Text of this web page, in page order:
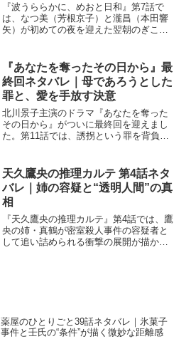
『波うららかに、めおと日和』第7話で
は、なつ美（芳根京子）と瀧昌（本田響
矢）が初めての夜を迎えた翌朝のぎこち
が、旧友の言葉をきっかけに、なつ美は
瀧昌の本心に疑問を抱くよ...
『あなたを奪ったその日から』最
終回ネタバレ｜母であろうとした
罪と、愛を手放す決意
北川景子主演のドラマ『あなたを奪った
その日から』がついに最終回を迎えまし
た。第11話では、誘拐という罪を背負っ
ます。奪ったものは愛か、罪か──。この
記事では、最終...
天久鷹央の推理カルテ 第4話ネタ
バレ｜姉の容疑と“透明人間”の真
相
『天久鷹央の推理カルテ』第4話では、鷹
央の姉・真鶴が密室殺人事件の容疑者と
して追い詰められる衝撃の展開が描かれ
薬屋のひとりごと39話ネタバレ｜氷菓子
事件と壬氏の“条件”が描く微妙な距離感